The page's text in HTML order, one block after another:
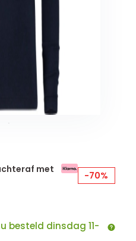
met
-70%
besteld dinsdag 11-